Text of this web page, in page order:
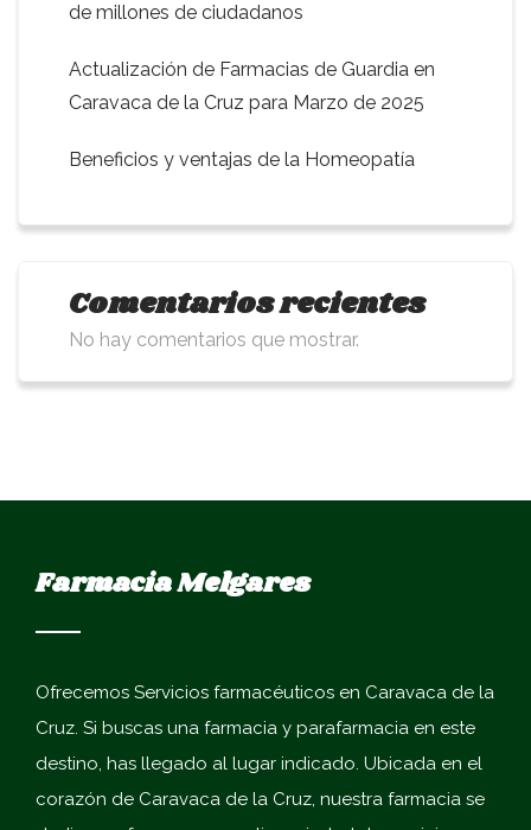
de millones de ciudadanos
Actualización de Farmacias de Guardia en
Caravaca de la Cruz para Marzo de 2025
Beneficios y ventajas de la Homeopatía
Comentarios recientes
No hay comentarios que mostrar.
Farmacia Melgares
Ofrecemos Servicios farmacéuticos en Caravaca de la
Cruz. Si buscas una farmacia y parafarmacia en este
destino, has llegado al lugar indicado. Ubicada en el
corazón de Caravaca de la Cruz, nuestra farmacia se